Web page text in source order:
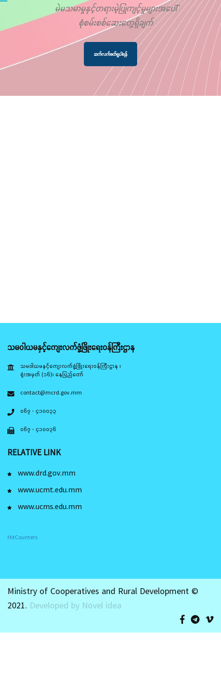
မဲမသမာမှုနှင့်တရားမဲ့ပြုကျင့်မှုများအပေါ်
စုံစမ်းစစ်ဆေးတွေ့ရှိချက်
ဆက်လက်ဖတ်ရှုပါရန်
သမဝါယမနှင့်ကျေးလက်ဖွံ့ဖြိုးရေးဝန်ကြီးဌာန
သမဝါယမနှင့်ကျေးလက်ဖွံ့ဖြိုးရေးဝန်ကြီးဌာန ၊
ရုံးအမှတ် (၁၆)၊ နေပြည်တော်
contact@mcrd.gov.mm
၀၆၇ - ၄၁၀၀၃၃
၀၆၇ - ၄၁၀၀၃၆
RELATIVE LINK
www.drd.gov.mm
www.ucmt.edu.mm
www.ucms.edu.mm
HitCounters
Ministry of Cooperatives and Rural Development ©
2021. Developed by Novel idea